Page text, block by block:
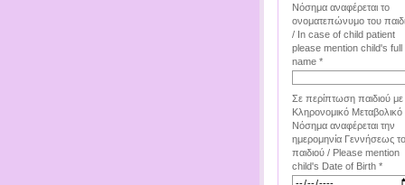
Νόσημα αναφέρεται το
ονοματεπώνυμο του
/ In case of child patient
please mention child's full
name *
Σε περίπτωση παιδιού με
Κληρονομικό Μεταβολικό
Νόσημα αναφέρεται την
ημερομηνία Γεννήσεως
παιδιού / Please mention
child's Date of Birth *